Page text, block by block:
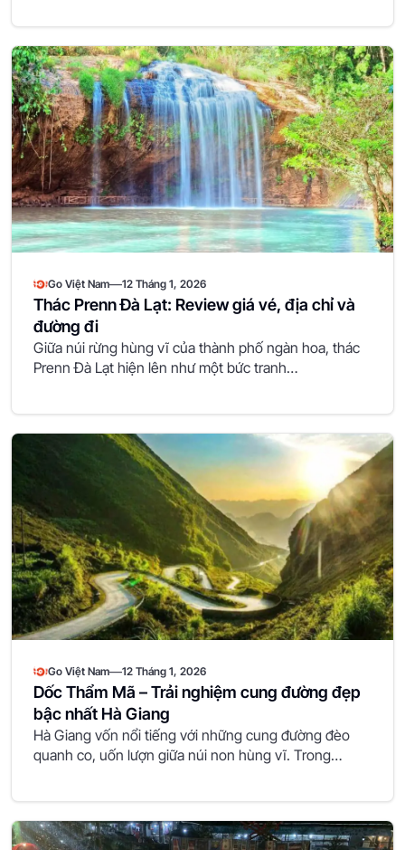
Go Việt Nam—12 Tháng 1, 2026
Thác Prenn Đà Lạt: Review giá vé, địa chỉ và
đường đi
Giữa núi rừng hùng vĩ của thành phố ngàn hoa, thác
Prenn Đà Lạt hiện lên như một bức tranh…
Go Việt Nam—12 Tháng 1, 2026
Dốc Thẩm Mã – Trải nghiệm cung đường đẹp
bậc nhất Hà Giang
Hà Giang vốn nổi tiếng với những cung đường đèo
quanh co, uốn lượn giữa núi non hùng vĩ. Trong…